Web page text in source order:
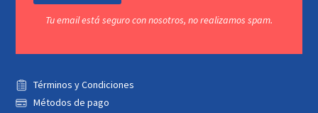
Tu email está seguro con nosotros, no realizamos spam.
Términos y Condiciones
Métodos de pago